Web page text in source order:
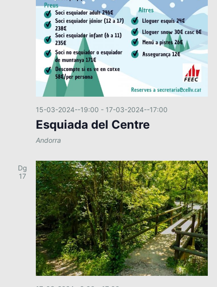
15-03-2024--19:00 - 17-03-2024--17:00
Esquiada del Centre
Andorra
Dg
17